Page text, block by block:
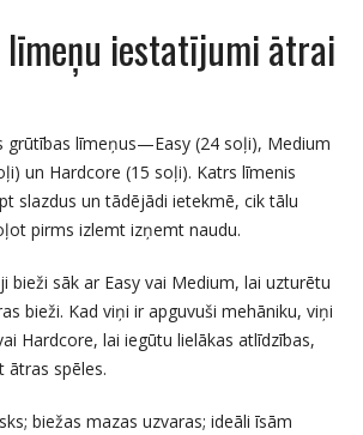
iestatījumi ātrai
grūtības līmeņus—Easy (24 soļi), Medium
un Hardcore (15 soļi). Katrs līmenis
slazdus un tādējādi ietekmē, cik tālu
pirms izlemt izņemt naudu.
bieži sāk ar Easy vai Medium, lai uzturētu
bieži. Kad viņi ir apguvuši mehāniku, viņi
Hardcore, lai iegūtu lielākas atlīdzības,
ātras spēles.
biežas mazas uzvaras; ideāli īsām